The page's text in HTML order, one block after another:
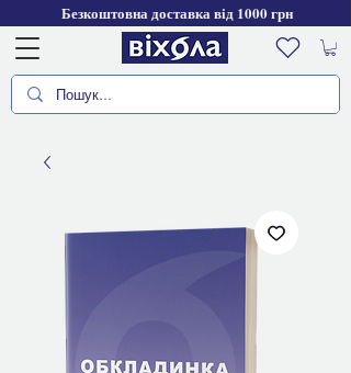
Безкоштовна доставка від 1000 грн